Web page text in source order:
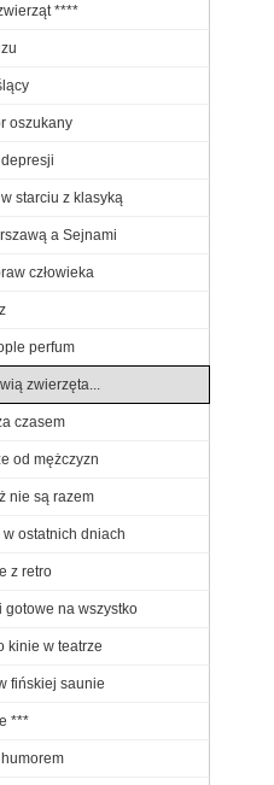
****
oszukany
starciu z klasyką
a Sejnami
człowieka
perfum
zwierzęta...
czasem
od mężczyzn
nie są razem
w ostatnich dniach
z retro
gotowe na wszystko
kinie w teatrze
fińskiej saunie
***